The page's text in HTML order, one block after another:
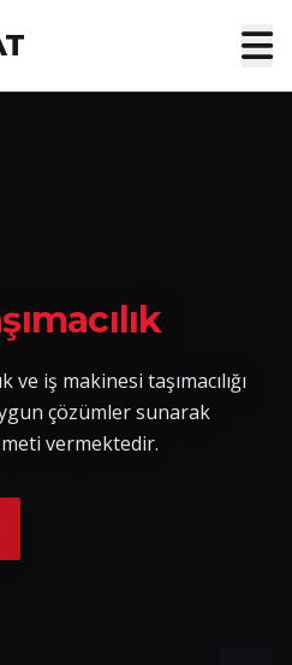
iş makinesi taşımacılığı
çözümler sunarak
vermektedir.